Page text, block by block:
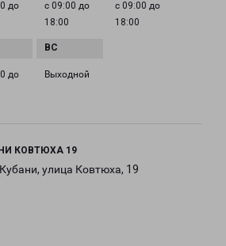
до
с 09:00 до
18:00
с 09:00 до
18:00
до
Выходной
КОВТЮХА 19
улица Ковтюха, 19